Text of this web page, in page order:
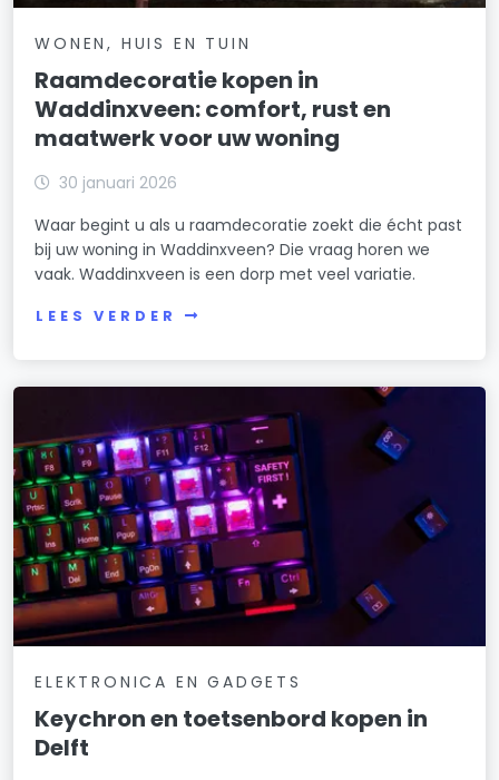
WONEN, HUIS EN TUIN
Raamdecoratie kopen in
Waddinxveen: comfort, rust en
maatwerk voor uw woning
30 januari 2026
Waar begint u als u raamdecoratie zoekt die écht past
bij uw woning in Waddinxveen? Die vraag horen we
vaak. Waddinxveen is een dorp met veel variatie.
LEES VERDER
ELEKTRONICA EN GADGETS
Keychron en toetsenbord kopen in
Delft